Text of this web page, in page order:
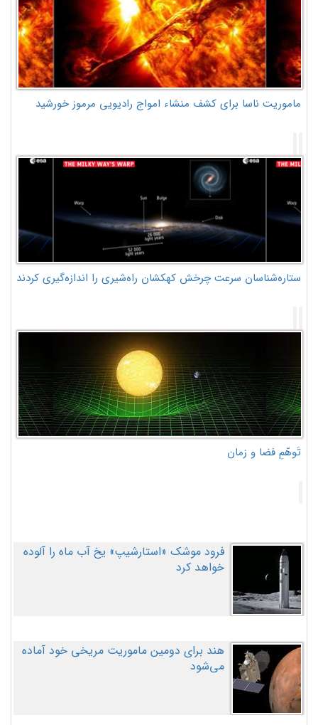
ماموریت ناسا برای کشف منشاء امواج رادیویی مرموز خورشید
ستاره‌شناسان سرعت چرخش کهکشان راه‌شیری را اندازه‌گیری کردند
تَوهّمِ فضا و زمان
فرود موشک «استارشیپ» یخ آب ماه را آلوده
خواهد کرد
هند برای دومین ماموریت مریخی خود آماده
می‌شود